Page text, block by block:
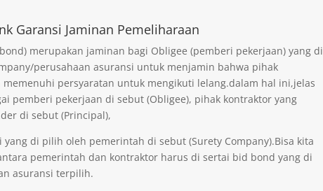
Garansi Jaminan Pemeliharaan
merupakan jaminan bagi Obligee (pemberi pekerjaan) yang di
perusahaan asuransi untuk menjamin bahwa pihak
persyaratan untuk mengikuti lelang.dalam hal ini,jelas
pemberi pekerjaan di sebut (Obligee), pihak kontraktor yang
di sebut (Principal),
di pilih oleh pemerintah di sebut (Surety Company).Bisa kita
pemerintah dan kontraktor harus di sertai bid bond yang di
asuransi terpilih.